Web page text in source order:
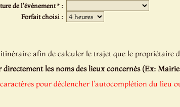
de l'événement * :
Forfait choisi :
afin de calculer le trajet que le propriétaire
directement les noms des lieux concernés (Ex: Mairie
pour déclencher l'autocomplétion du lieu